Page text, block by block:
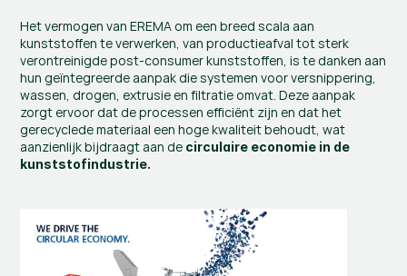
Het vermogen van EREMA om een breed scala aan
kunststoffen te verwerken, van productieafval tot sterk
verontreinigde post-consumer kunststoffen, is te danken aan
hun geïntegreerde aanpak die systemen voor versnippering,
wassen, drogen, extrusie en filtratie omvat. Deze aanpak
zorgt ervoor dat de processen efficiënt zijn en dat het
gerecyclede materiaal een hoge kwaliteit behoudt, wat
aanzienlijk bijdraagt aan de circulaire economie in de
kunststofindustrie.